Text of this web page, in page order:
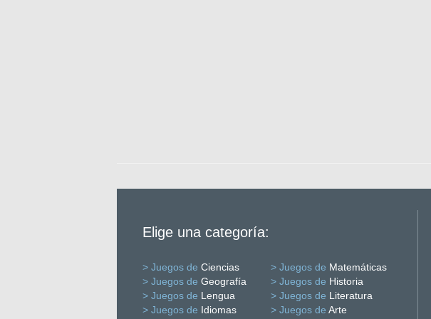
Elige una categoría:
> Juegos de Ciencias > Juegos de Matemáticas
> Juegos de Geografía > Juegos de Historia
> Juegos de Lengua > Juegos de Literatura
> Juegos de Idiomas > Juegos de Arte